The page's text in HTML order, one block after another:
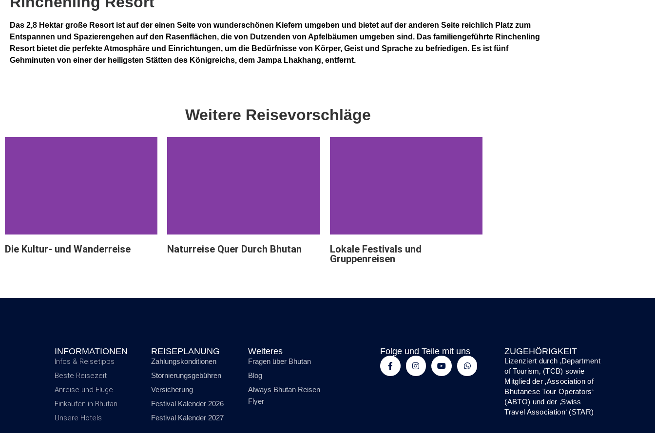
Das 2,8 Hektar große Resort ist auf der einen Seite von wunderschönen Kiefern umgeben und bietet auf der anderen Seite reichlich Platz zum
Entspannen und Spazierengehen auf den Rasenflächen, die von Dutzenden von Apfelbäumen umgeben sind. Das familiengeführte Rinchenling
Resort bietet die perfekte Atmosphäre und Einrichtungen, um die Bedürfnisse von Körper, Geist und Sprache zu befriedigen. Es ist fünf
Gehminuten von einer der heiligsten Stätten des Königreichs, dem Jampa Lhakhang, entfernt.
Weitere Reisevorschläge
Die Kultur- und Wanderreise Naturreise Quer Durch Bhutan
Lokale Festivals und
Gruppenreisen
INFORMATIONEN
Infos & Reisetipps
Beste Reisezeit
Anreise und Flüge
Einkaufen in Bhutan
Unsere Hotels
REISEPLANUNG
Zahlungskonditionen
Stornierungsgebühren
Versicherung
Festival Kalender 2026
Festival Kalender 2027
Weiteres
Fragen über Bhutan
Blog
Always Bhutan Reisen
Flyer
Folge und Teile mit uns ZUGEHÖRIGKEIT
Lizenziert durch ‚Department
of Tourism‚ (TCB) sowie
Mitglied der ‚Association of
Bhutanese Tour Operators‘
(ABTO) und der ‚Swiss
Travel Association‘ (STAR)